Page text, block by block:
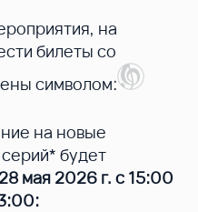
на
билеты со
символом:
на новые
будет
мая 2026 г. с 15:00